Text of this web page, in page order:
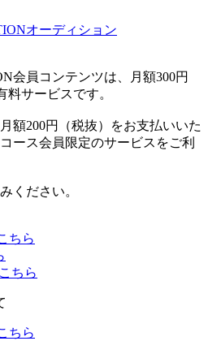
会員コンテンツは、月額300円
料サービスです。
額200円（税抜）をお支払いいた
ース会員限定のサービスをご利
ください。
ちら
ちら
ちら